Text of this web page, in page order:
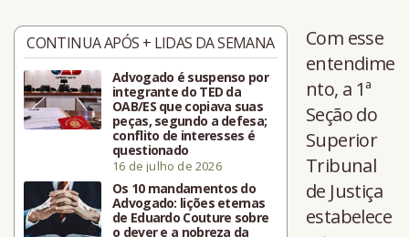
CONTINUA APÓS + LIDAS DA SEMANA
Advogado é suspenso por
integrante do TED da
OAB/ES que copiava suas
peças, segundo a defesa;
conflito de interesses é
questionado
16 de julho de 2026
Os 10 mandamentos do
Advogado: lições eternas
de Eduardo Couture sobre
o dever e a nobreza da
Com esse
entendime
nto, a 1ª
Seção do
Superior
Tribunal
de Justiça
estabelece